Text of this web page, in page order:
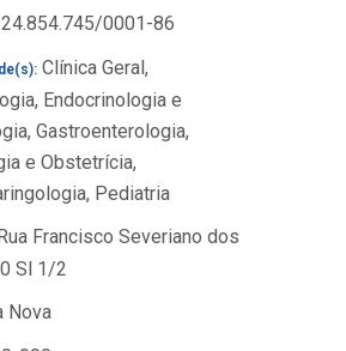
24.854.745/0001-86
Clínica Geral,
Endocrinologia e
Gastroenterologia,
e Obstetrícia,
Pediatria
Francisco Severiano dos
Sl 1/2
Nova